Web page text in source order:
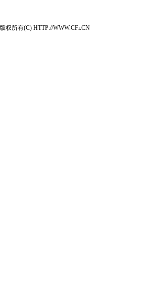
权所有(C) HTTP://WWW.CFi.CN